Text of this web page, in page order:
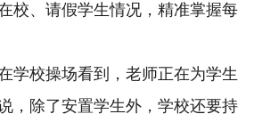
校、请假学生情况，精准掌握每
校操场看到，老师正在为学生
，除了安置学生外，学校还要持